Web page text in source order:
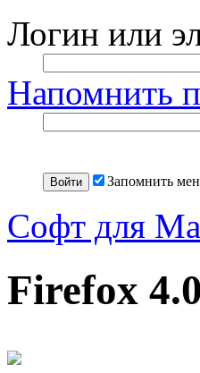
Логин или
Напомнить
Запомнить
Софт для
Firefox